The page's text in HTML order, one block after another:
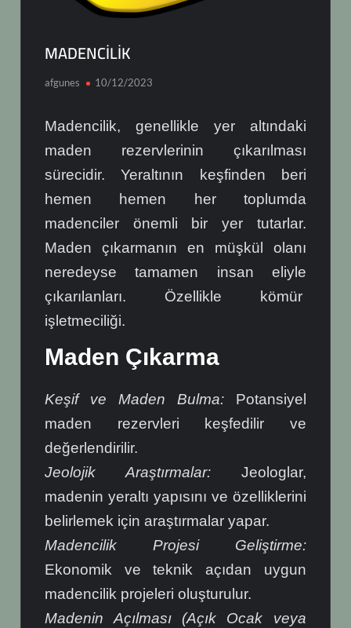
MADENCİLİK
afgunes 10/12/2023
Madencilik, genellikle yer altındaki
maden rezervlerinin çıkarılması
sürecidir. Yeraltının keşfinden beri
hemen hemen her toplumda
madenciler önemli bir yer tutarlar.
Maden çıkarmanın en müşkül olanı
neredeyse tamamen insan eliyle
çıkarılanları. Özellikle kömür
işletmeciliği.
Maden Çıkarma
Keşif ve Maden Bulma:Potansiyel
maden rezervleri keşfedilir ve
değerlendirilir.
Jeolojik Araştırmalar: Jeologlar,
madenin yeraltı yapısını ve özelliklerini
belirlemek için araştırmalar yapar.
Madencilik Projesi Geliştirme:
Ekonomik ve teknik açıdan uygun
madencilik projeleri oluşturulur.
Madenin Açılması (Açık Ocak veya